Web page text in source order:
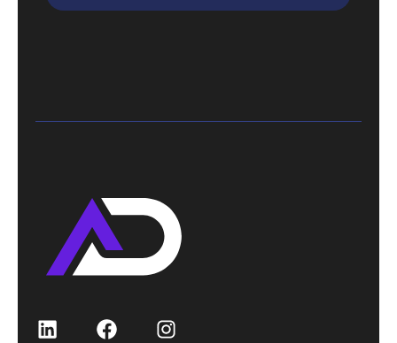
LinkedIn FacebookInstagram